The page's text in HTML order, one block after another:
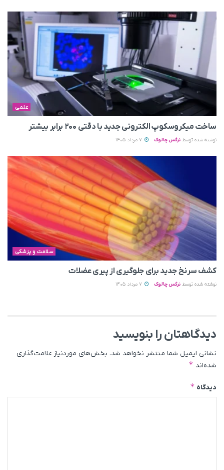
علمی
ساخت میکروسکوپ الکترونی جدید با دقتی ۲۰۰ برابر بیشتر
نوشته شده توسط نرگس چالوک
سلامت و پزشکی
کشف سرنخ جدید برای جلوگیری از پیری عضلات
نوشته شده توسط نرگس چالوک
دیدگاهتان را بنویسید
نشانی ایمیل شما منتشر نخواهد شد. بخش‌های موردنیاز علامت‌گذاری
شده‌اند *
دیدگاه *